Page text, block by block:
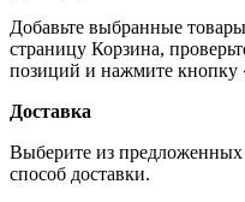
Добавьте выбранные
страницу Корзина,
позиций и нажмите кнопку
Доставка
Выберите из
способ доставки.